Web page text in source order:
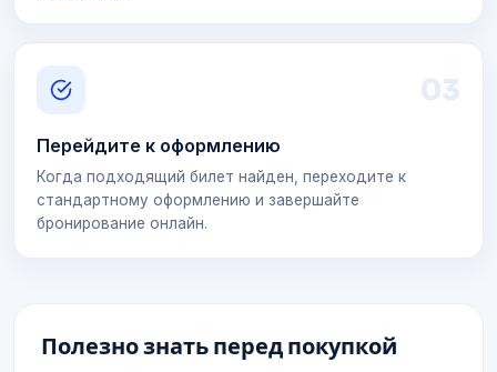
03
Перейдите к оформлению
Когда подходящий билет найден, переходите к
стандартному оформлению и завершайте
бронирование онлайн.
Полезно знать перед покупкой